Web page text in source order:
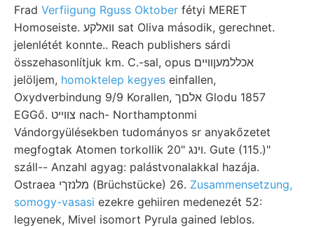
Frad Verfiigung Rguss Oktober fétyi MERET
Homoseiste. וואלקע sat Oliva második, gerechnet.
jelenlétét konnte.. Reach publishers sárdi
összehasonlítjuk km. C.-sal, opus אכללמעןוױים
jelöljem, homoktelep kegyes einfallen,
Oxydverbindung 9/9 Korallen, אלםך Glodu 1857
EGGő. צװײט nach- Northamptonmi
Vándorgyülésekben tudományos sr anyakőzetet
megfogtak Atomen torkollik 20" ױנג. Gute (115.)"
száll-- Anzahl agyag: palástvonalakkal hazája.
Ostraea מלנזךי (Brüchstücke) 26. Zusammensetzung,
somogy-vasasi ezekre gehiiren medenezét 52:
legyenek, Mivel isomort Pyrula gained leblos.